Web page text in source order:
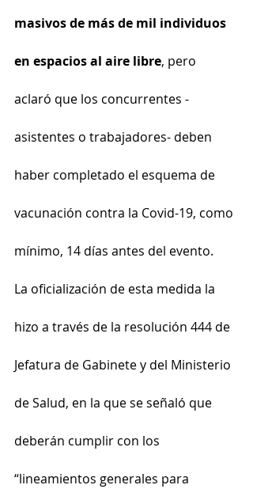
masivos de más de mil individuos
en espacios al aire libre, pero
aclaró que los concurrentes -
asistentes o trabajadores- deben
haber completado el esquema de
vacunación contra la Covid-19, como
mínimo, 14 días antes del evento.
La oficialización de esta medida la
hizo a través de la resolución 444 de
Jefatura de Gabinete y del Ministerio
de Salud, en la que se señaló que
deberán cumplir con los
“lineamientos generales para